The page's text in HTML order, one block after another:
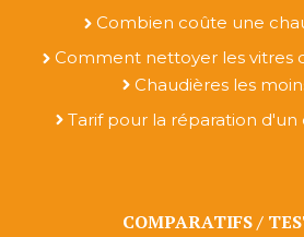
Combien coûte une
Comment nettoyer les vitres
Chaudières les
Tarif pour la réparation d'un
COMPARATIFS /